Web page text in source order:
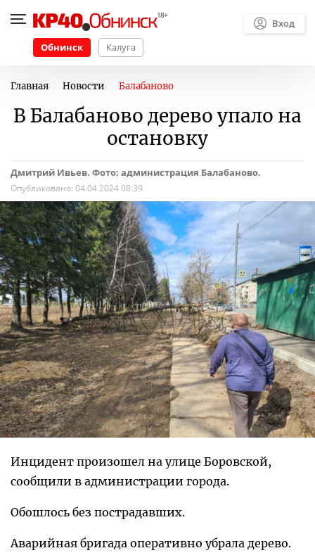
Обнинск Калуга
Вход
Главная Новости Балабаново
В Балабаново дерево упало на
остановку
Дмитрий Ивьев. Фото: администрация Балабаново.
Опубликовано: 04.04.2024 08:39
Инцидент произошел на улице Боровской,
сообщили в администрации города.
Обошлось без пострадавших.
Аварийная бригада оперативно убрала дерево.